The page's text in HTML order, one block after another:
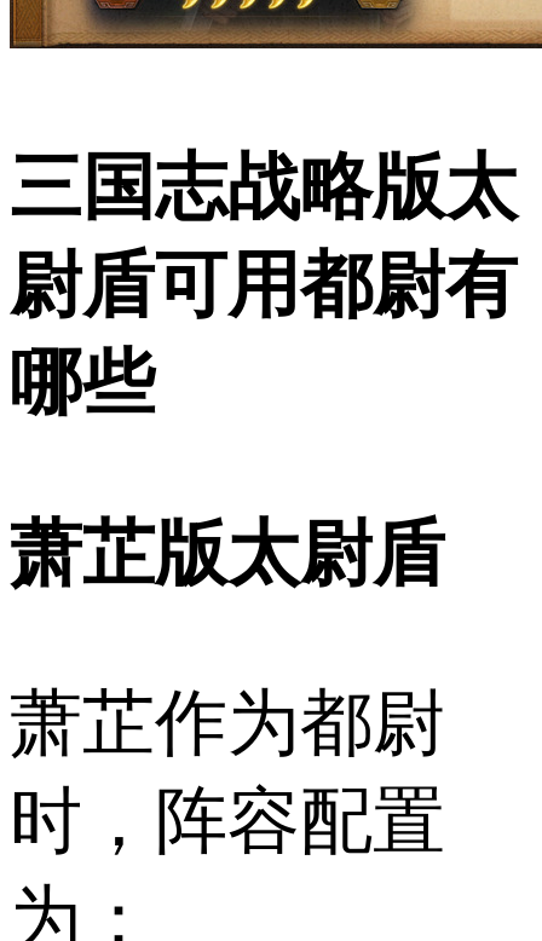
三国志战略版太
尉盾可用都尉有
哪些
萧芷版太尉盾
萧芷作为都尉
时，阵容配置
为：